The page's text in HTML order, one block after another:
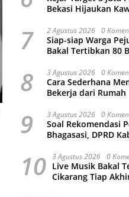
Bekasi Hijaukan
7 2 Agustus 2026 0
Siap-siap Warga
Bakal Tertibkan 80
8 3 Agustus 2026 0
Cara Sederhana
Bekerja dari Rumah
9 3 Agustus 2026 0
Soal Rekomendasi
Bhagasasi, DPRD
10 3 Agustus 2026 0
Live Musik Bakal
Cikarang Tiap